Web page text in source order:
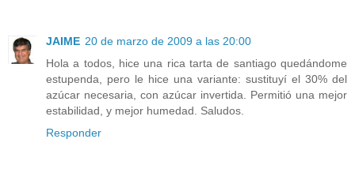
JAIME 20 de marzo de 2009 a las 20:00
Hola a todos, hice una rica tarta de santiago quedándome
estupenda, pero le hice una variante: sustituyí el 30% del
azúcar necesaria, con azúcar invertida. Permitió una mejor
estabilidad, y mejor humedad. Saludos.
Responder